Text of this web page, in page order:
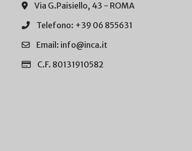
Via G.Paisiello, 43 - ROMA
Telefono: +39 06 855631
Email: info@inca.it
C.F. 80131910582